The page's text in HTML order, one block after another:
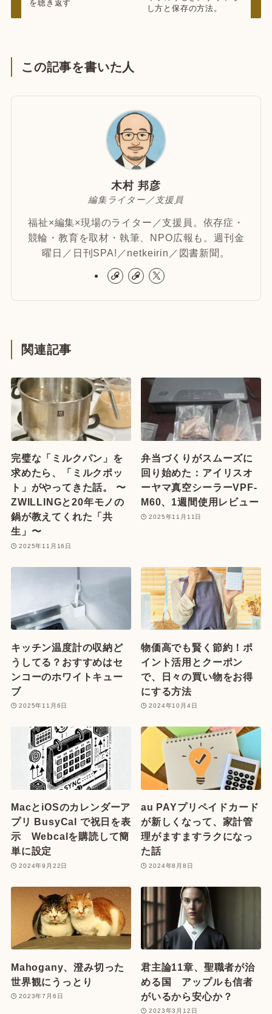
を聴き返す
し方と保存の方法。
この記事を書いた人
木村 邦彦
編集ライター／支援員
福祉×編集×現場のライター／支援員。依存症・
競輪・教育を取材・執筆、NPO広報も。週刊金
曜日／日刊SPA!／netkeirin／図書新聞。
関連記事
完璧な「ミルクパン」を
求めたら、「ミルクポッ
ト」がやってきた話。 〜
ZWILLINGと20年モノの
鍋が教えてくれた「共
生」〜
2025年11月16日
弁当づくりがスムーズに
回り始めた：アイリスオ
ーヤマ真空シーラーVPF-
M60、1週間使用レビュー
2025年11月11日
キッチン温度計の収納ど
うしてる？おすすめはセ
ンコーのホワイトキュー
ブ
2025年11月6日
物価高でも賢く節約！ポ
イント活用とクーポン
で、日々の買い物をお得
にする方法
2024年10月4日
MacとiOSのカレンダーア
プリ BusyCal で祝日を表
示 Webcalを購読して簡
単に設定
2024年9月22日
au PAYプリペイドカード
が新しくなって、家計管
理がますますラクになっ
た話
2024年8月8日
Mahogany、澄み切った
世界観にうっとり
2023年7月6日
君主論11章、聖職者が治
める国 アップルも信者
がいるから安心か？
2023年3月12日